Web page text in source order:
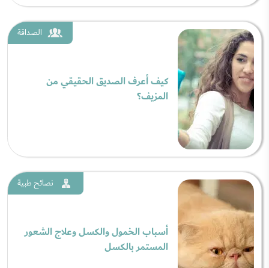
الصداقة
كيف أعرف الصديق الحقيقي من
المزيف؟
نصائح طبية
أسباب الخمول والكسل وعلاج الشعور
المستمر بالكسل